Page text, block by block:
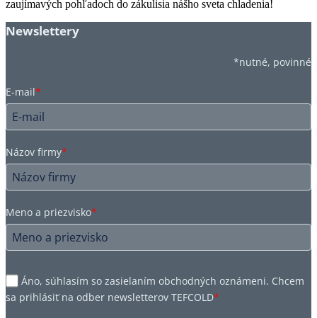
zaujímavých pohľadoch do zákulisia nášho sveta chladenia!
Newslettery
*nutné, povinné
E-mail*
Názov firmy*
Meno a priezvisko*
Áno, súhlasím so zasielaním obchodných oznámeni. Chcem
sa prihlásiť na odber newsletterov TEFCOLD*